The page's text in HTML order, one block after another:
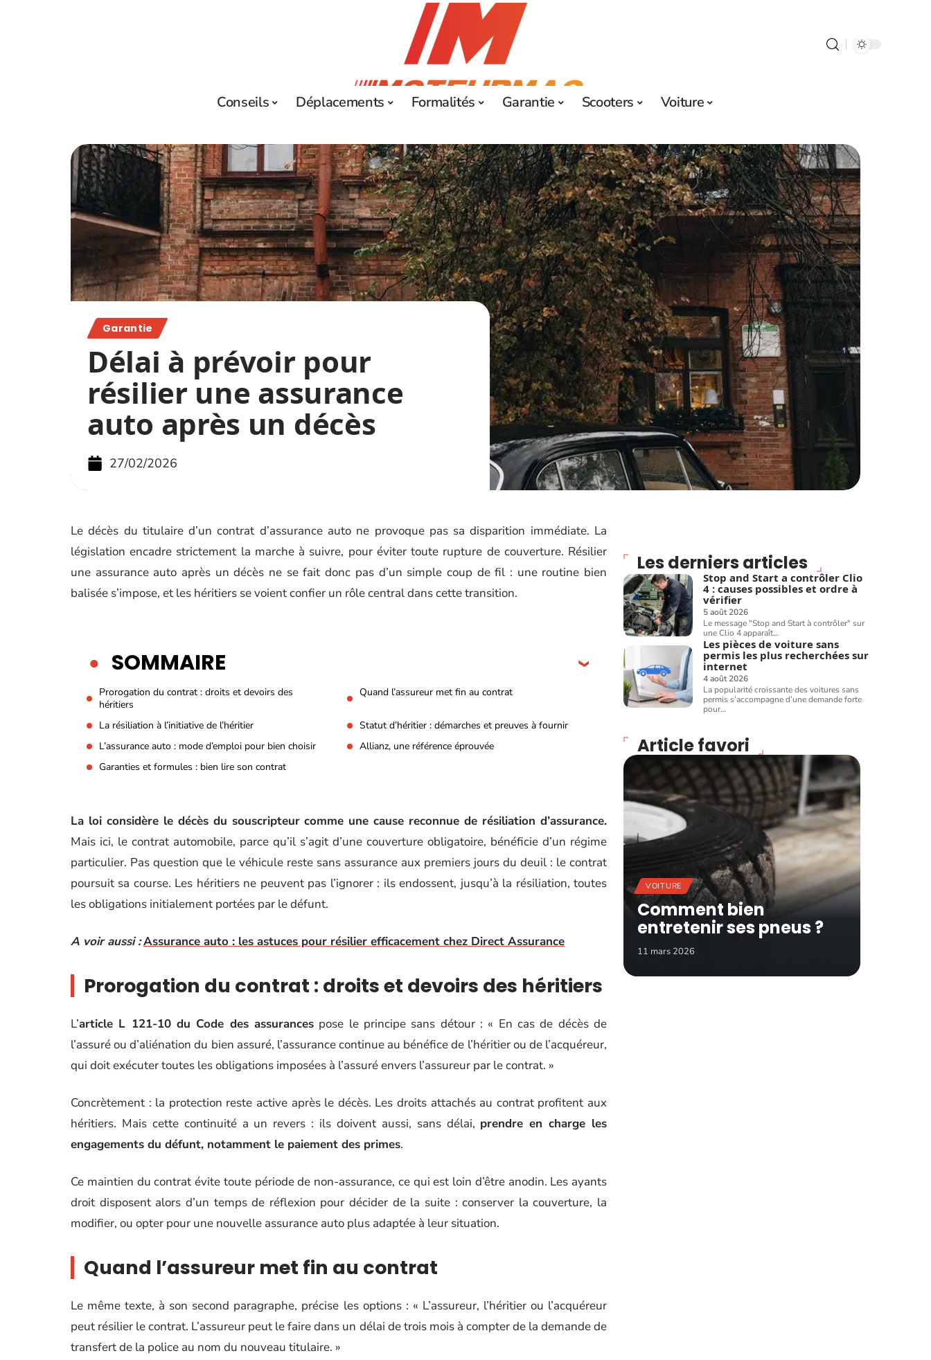
Conseils Déplacements Formalités Garantie Scooters Voiture
Garantie
Délai à prévoir pour
résilier une assurance
auto après un décès
27/02/2026
Le décès du titulaire d’un contrat d’assurance auto ne provoque pas sa disparition immédiate. La
législation encadre strictement la marche à suivre, pour éviter toute rupture de couverture. Résilier
une assurance auto après un décès ne se fait donc pas d’un simple coup de fil : une routine bien
balisée s’impose, et les héritiers se voient confier un rôle central dans cette transition.
SOMMAIRE
Prorogation du contrat : droits et devoirs des
héritiers
Quand l’assureur met fin au contrat
La résiliation à l’initiative de l’héritier
Statut d’héritier : démarches et preuves à fournir
L’assurance auto : mode d’emploi pour bien choisir
Allianz, une référence éprouvée
Garanties et formules : bien lire son contrat
La loi considère le décès du souscripteur comme une cause reconnue de résiliation d’assurance.
Mais ici, le contrat automobile, parce qu’il s’agit d’une couverture obligatoire, bénéficie d’un régime
particulier. Pas question que le véhicule reste sans assurance aux premiers jours du deuil : le contrat
poursuit sa course. Les héritiers ne peuvent pas l’ignorer : ils endossent, jusqu’à la résiliation, toutes
les obligations initialement portées par le défunt.
A voir aussi :Assurance auto : les astuces pour résilier efficacement chez Direct Assurance
Prorogation du contrat : droits et devoirs des héritiers
L’article L 121-10 du Code des assurances pose le principe sans détour : « En cas de décès de
l’assuré ou d’aliénation du bien assuré, l’assurance continue au bénéfice de l’héritier ou de l’acquéreur,
qui doit exécuter toutes les obligations imposées à l’assuré envers l’assureur par le contrat. »
Concrètement : la protection reste active après le décès. Les droits attachés au contrat profitent aux
héritiers. Mais cette continuité a un revers : ils doivent aussi, sans délai, prendre en charge les
engagements du défunt, notamment le paiement des primes.
Ce maintien du contrat évite toute période de non-assurance, ce qui est loin d’être anodin. Les ayants
droit disposent alors d’un temps de réflexion pour décider de la suite : conserver la couverture, la
modifier, ou opter pour une nouvelle assurance auto plus adaptée à leur situation.
Quand l’assureur met fin au contrat
Le même texte, à son second paragraphe, précise les options : « L’assureur, l’héritier ou l’acquéreur
peut résilier le contrat. L’assureur peut le faire dans un délai de trois mois à compter de la demande de
transfert de la police au nom du nouveau titulaire. »
Les derniers articles
Stop and Start a contrôler Clio
4 : causes possibles et ordre à
vérifier
5 août 2026
Le message "Stop and Start à contrôler" sur
une Clio 4 apparaît…
Les pièces de voiture sans
permis les plus recherchées sur
internet
4 août 2026
La popularité croissante des voitures sans
permis s’accompagne d’une demande forte
pour…
Article favori
VOITURE
Comment bien
entretenir ses pneus ?
11 mars 2026